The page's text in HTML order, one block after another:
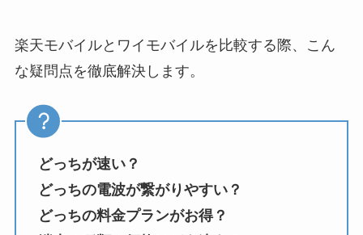
楽天モバイルとワイモバイルを比較する際、こん
な疑問点を徹底解決します。
どっちが速い？
どっちの電波が繋がりやすい？
どっちの料金プランがお得？